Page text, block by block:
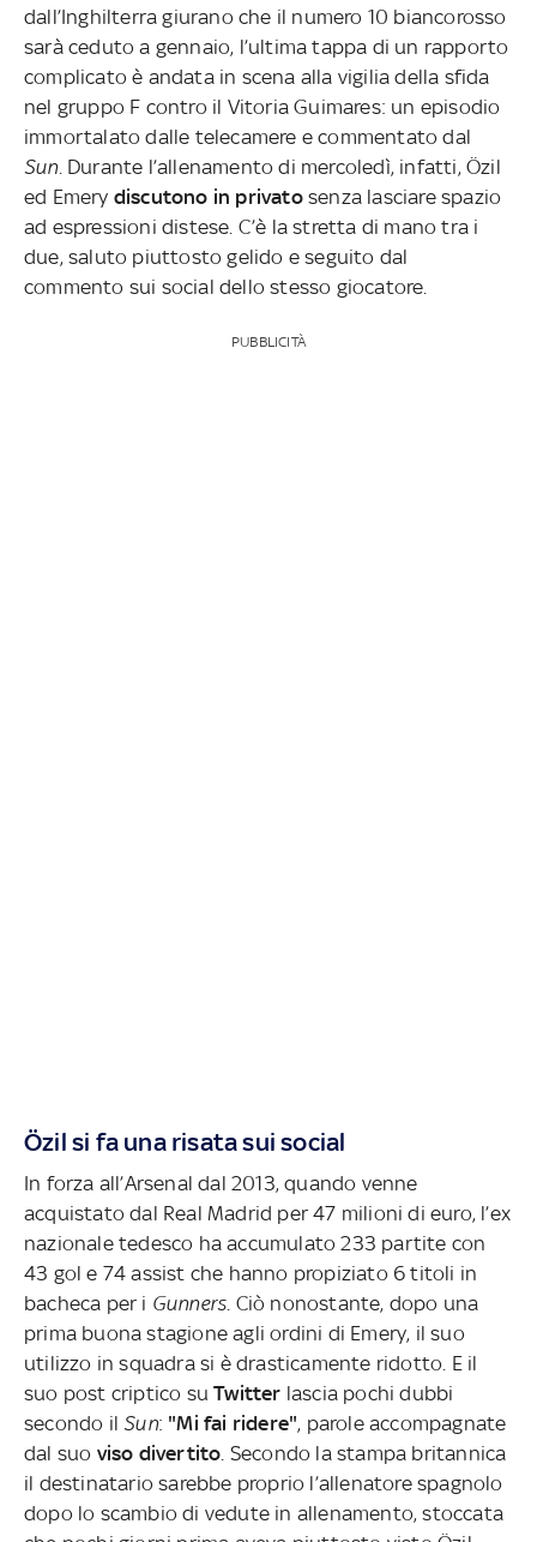
dall’Inghilterra giurano che il numero 10 biancorosso
sarà ceduto a gennaio, l’ultima tappa di un rapporto
complicato è andata in scena alla vigilia della sfida
nel gruppo F contro il Vitoria Guimares: un episodio
immortalato dalle telecamere e commentato dal
Sun. Durante l’allenamento di mercoledì, infatti, Özil
ed Emery discutono in privatosenza lasciare spazio
ad espressioni distese. C’è la stretta di mano tra i
due, saluto piuttosto gelido e seguito dal
commento sui social dello stesso giocatore.
PUBBLICITÀ
Özil si fa una risata sui social
In forza all’Arsenal dal 2013, quando venne
acquistato dal Real Madrid per 47 milioni di euro, l’ex
nazionale tedesco ha accumulato 233 partite con
43 gol e 74 assist che hanno propiziato 6 titoli in
bacheca per i Gunners . Ciò nonostante, dopo una
prima buona stagione agli ordini di Emery, il suo
utilizzo in squadra si è drasticamente ridotto. E il
suo post criptico suTwitter lascia pochi dubbi
secondo ilSun: "Mi fai ridere", parole accompagnate
dal suo viso divertito . Secondo la stampa britannica
il destinatario sarebbe proprio l’allenatore spagnolo
dopo lo scambio di vedute in allenamento, stoccata